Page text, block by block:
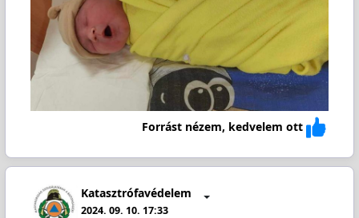
Forrást nézem, kedvelem ott
Katasztrófavédelem
2024. 09. 10. 17:33